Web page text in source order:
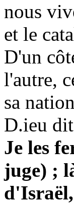
nous
et le
D'un
l'autre,
sa
D.ieu
Je les
juge) ;